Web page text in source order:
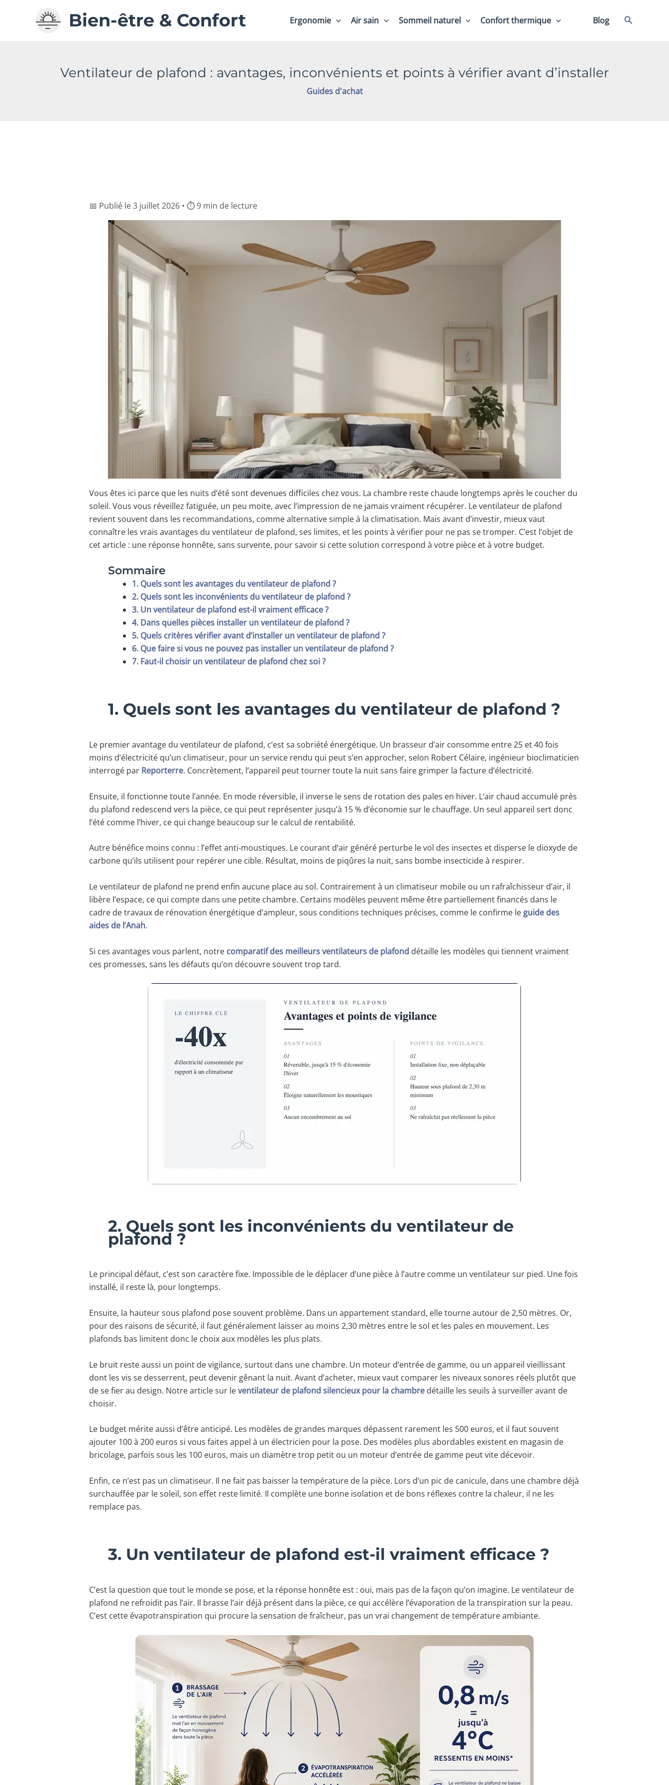
Bien-être & Confort Ergonomie Air sain Sommeil naturel Confort thermique Blog
Ventilateur de plafond : avantages, inconvénients et points à vérifier avant d’installer
Guides d'achat
📅 Publié le 3 juillet 2026 • ⏱ 9 min de lecture
Vous êtes ici parce que les nuits d’été sont devenues difficiles chez vous. La chambre reste chaude longtemps après le coucher du
soleil. Vous vous réveillez fatiguée, un peu moite, avec l’impression de ne jamais vraiment récupérer. Le ventilateur de plafond
revient souvent dans les recommandations, comme alternative simple à la climatisation. Mais avant d’investir, mieux vaut
connaître les vrais avantages du ventilateur de plafond, ses limites, et les points à vérifier pour ne pas se tromper. C’est l’objet de
cet article : une réponse honnête, sans survente, pour savoir si cette solution correspond à votre pièce et à votre budget.
Sommaire
1. Quels sont les avantages du ventilateur de plafond ?
2. Quels sont les inconvénients du ventilateur de plafond ?
3. Un ventilateur de plafond est-il vraiment efficace ?
4. Dans quelles pièces installer un ventilateur de plafond ?
5. Quels critères vérifier avant d’installer un ventilateur de plafond ?
6. Que faire si vous ne pouvez pas installer un ventilateur de plafond ?
7. Faut-il choisir un ventilateur de plafond chez soi ?
1. Quels sont les avantages du ventilateur de plafond ?
Le premier avantage du ventilateur de plafond, c’est sa sobriété énergétique. Un brasseur d’air consomme entre 25 et 40 fois
moins d’électricité qu’un climatiseur, pour un service rendu qui peut s’en approcher, selon Robert Célaire, ingénieur bioclimaticien
interrogé parReporterre. Concrètement, l’appareil peut tourner toute la nuit sans faire grimper la facture d’électricité.
Ensuite, il fonctionne toute l’année. En mode réversible, il inverse le sens de rotation des pales en hiver. L’air chaud accumulé près
du plafond redescend vers la pièce, ce qui peut représenter jusqu’à 15 % d’économie sur le chauffage. Un seul appareil sert donc
l’été comme l’hiver, ce qui change beaucoup sur le calcul de rentabilité.
Autre bénéfice moins connu : l’effet anti-moustiques. Le courant d’air généré perturbe le vol des insectes et disperse le dioxyde de
carbone qu’ils utilisent pour repérer une cible. Résultat, moins de piqûres la nuit, sans bombe insecticide à respirer.
Le ventilateur de plafond ne prend enfin aucune place au sol. Contrairement à un climatiseur mobile ou un rafraîchisseur d’air, il
libère l’espace, ce qui compte dans une petite chambre. Certains modèles peuvent même être partiellement financés dans le
cadre de travaux de rénovation énergétique d’ampleur, sous conditions techniques précises, comme le confirme leguide des
aides de l’Anah.
Si ces avantages vous parlent, notrecomparatif des meilleurs ventilateurs de plafond détaille les modèles qui tiennent vraiment
ces promesses, sans les défauts qu’on découvre souvent trop tard.
2. Quels sont les inconvénients du ventilateur de
plafond ?
Le principal défaut, c’est son caractère fixe. Impossible de le déplacer d’une pièce à l’autre comme un ventilateur sur pied. Une fois
installé, il reste là, pour longtemps.
Ensuite, la hauteur sous plafond pose souvent problème. Dans un appartement standard, elle tourne autour de 2,50 mètres. Or,
pour des raisons de sécurité, il faut généralement laisser au moins 2,30 mètres entre le sol et les pales en mouvement. Les
plafonds bas limitent donc le choix aux modèles les plus plats.
Le bruit reste aussi un point de vigilance, surtout dans une chambre. Un moteur d’entrée de gamme, ou un appareil vieillissant
dont les vis se desserrent, peut devenir gênant la nuit. Avant d’acheter, mieux vaut comparer les niveaux sonores réels plutôt que
de se fier au design. Notre article sur leventilateur de plafond silencieux pour la chambredétaille les seuils à surveiller avant de
choisir.
Le budget mérite aussi d’être anticipé. Les modèles de grandes marques dépassent rarement les 500 euros, et il faut souvent
ajouter 100 à 200 euros si vous faites appel à un électricien pour la pose. Des modèles plus abordables existent en magasin de
bricolage, parfois sous les 100 euros, mais un diamètre trop petit ou un moteur d’entrée de gamme peut vite décevoir.
Enfin, ce n’est pas un climatiseur. Il ne fait pas baisser la température de la pièce. Lors d’un pic de canicule, dans une chambre déjà
surchauffée par le soleil, son effet reste limité. Il complète une bonne isolation et de bons réflexes contre la chaleur, il ne les
remplace pas.
3. Un ventilateur de plafond est-il vraiment efficace ?
C’est la question que tout le monde se pose, et la réponse honnête est : oui, mais pas de la façon qu’on imagine. Le ventilateur de
plafond ne refroidit pas l’air. Il brasse l’air déjà présent dans la pièce, ce qui accélère l’évaporation de la transpiration sur la peau.
C’est cette évapotranspiration qui procure la sensation de fraîcheur, pas un vrai changement de température ambiante.